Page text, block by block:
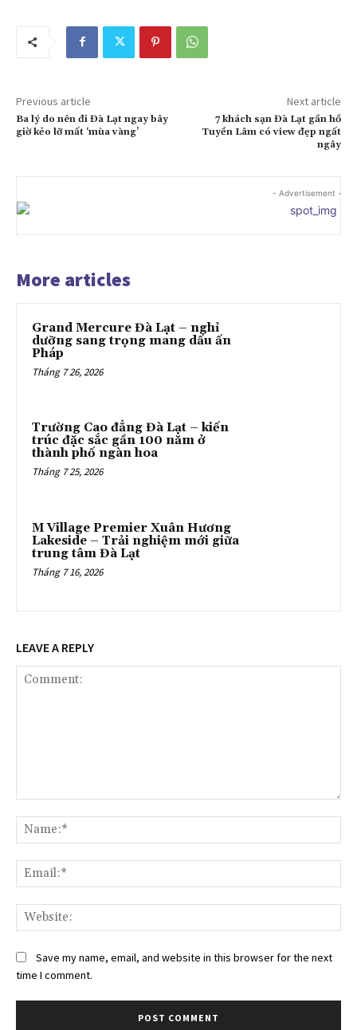
Previous article
Ba lý do nên đi Đà Lạt ngay bây
giờ kẻo lỡ mất ‘mùa vàng’
Next article
7 khách sạn Đà Lạt gần hồ
Tuyền Lâm có view đẹp ngất
ngây
- Advertisement -
More articles
Grand Mercure Đà Lạt – nghỉ
dưỡng sang trọng mang dấu ấn
Pháp
Tháng 7 26, 2026
Trường Cao đẳng Đà Lạt – kiến
trúc đặc sắc gần 100 năm ở
thành phố ngàn hoa
Tháng 7 25, 2026
M Village Premier Xuân Hương
Lakeside – Trải nghiệm mới giữa
trung tâm Đà Lạt
Tháng 7 16, 2026
LEAVE A REPLY
Save my name, email, and website in this browser for the next
time I comment.